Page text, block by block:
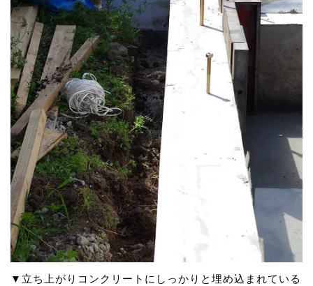
▼立ち上がりコンクリートにしっかりと埋め込まれている